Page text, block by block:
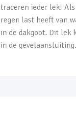
traceren ieder lek!
regen last heeft van
in de dakgoot. Dit lek
in de